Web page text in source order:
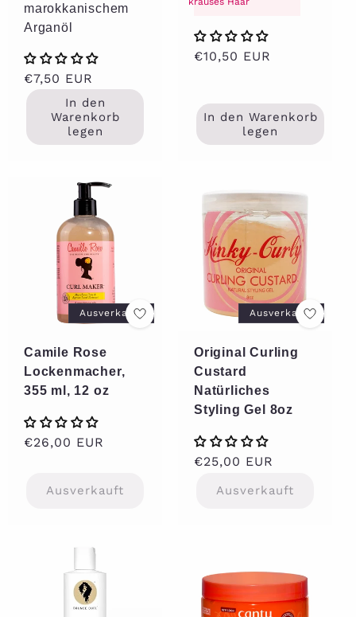
marokkanischem
Arganöl
Normaler
Preis
€7,50 EUR
In den
Warenkorb
legen
Normaler
€10,50 EUR
In den Warenkorb
legen
Ausverkauft
Camile Rose
Lockenmacher,
355 ml, 12 oz
Normaler
€26,00 EUR
Ausverkauft
Ausverkauft
Original Curling
Custard
Natürliches
Styling Gel 8oz
Normaler
€25,00 EUR
Ausverkauft